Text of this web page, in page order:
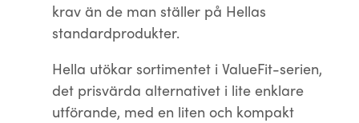
krav än de man ställer på Hellas
standardprodukter.
Hella utökar sortimentet i ValueFit-serien,
det prisvärda alternativet i lite enklare
utförande, med en liten och kompakt